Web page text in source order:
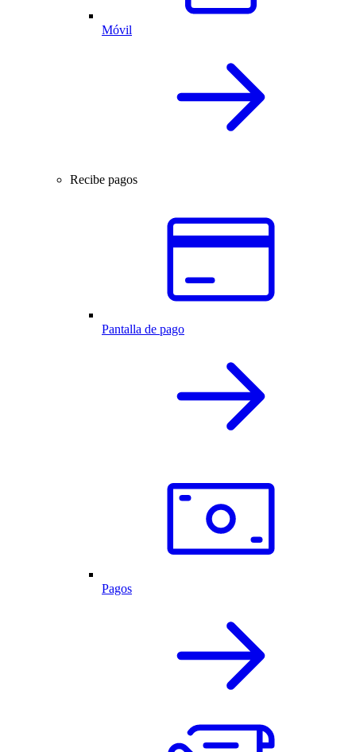
Móvil
Recibe pagos
Pantalla de pago
Pagos